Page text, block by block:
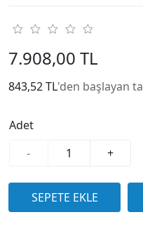
7.908,00 TL
843,52 TL'den başlayan
Adet
-
+